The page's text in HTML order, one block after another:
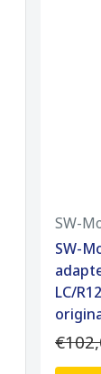
SW-
SW-
LC/